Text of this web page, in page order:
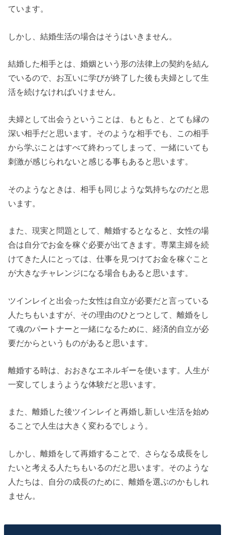
ています。
しかし、結婚生活の場合はそうはいきません。
結婚した相手とは、婚姻という形の法律上の契約を結ん
でいるので、お互いに学びが終了した後も夫婦として生
活を続けなければいけません。
夫婦として出会うということは、もともと、とても縁の
深い相手だと思います。そのような相手でも、この相手
から学ぶことはすべて終わってしまって、一緒にいても
刺激が感じられないと感じる事もあると思います。
そのようなときは、相手も同じような気持ちなのだと思
います。
また、現実と問題として、離婚するとなると、女性の場
合は自分でお金を稼ぐ必要が出てきます。専業主婦を続
けてきた人にとっては、仕事を見つけてお金を稼ぐこと
が大きなチャレンジになる場合もあると思います。
ツインレイと出会った女性は自立が必要だと言っている
人たちもいますが、その理由のひとつとして、離婚をし
て魂のパートナーと一緒になるために、経済的自立が必
要だからというものがあると思います。
離婚する時は、おおきなエネルギーを使います。人生が
一変してしまうような体験だと思います。
また、離婚した後ツインレイと再婚し新しい生活を始め
ることで人生は大きく変わるでしょう。
しかし、離婚をして再婚することで、さらなる成長をし
たいと考える人たちもいるのだと思います。そのような
人たちは、自分の成長のために、離婚を選ぶのかもしれ
ません。